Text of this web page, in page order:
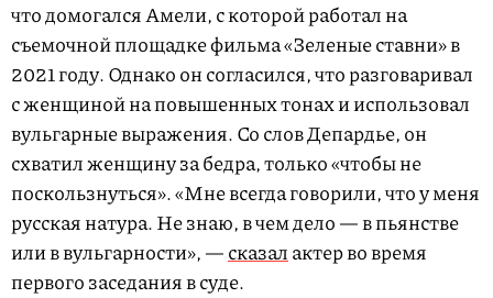
что домогался Амели, с которой работал на
съемочной площадке фильма «Зеленые ставни» в
2021 году. Однако он согласился, что разговаривал
с женщиной на повышенных тонах и использовал
вульгарные выражения. Со слов Депардье, он
схватил женщину за бедра, только «чтобы не
поскользнуться». «Мне всегда говорили, что у меня
русская натура. Не знаю, в чем дело — в пьянстве
или в вульгарности», —сказалактер во время
первого заседания в суде.